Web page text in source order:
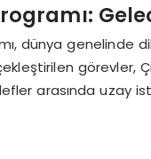
dünya genelinde
görevler,
arasında uzay